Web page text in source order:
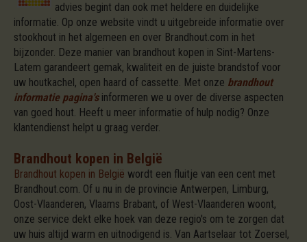
advies begint dan ook met heldere en duidelijke
informatie. Op onze website vindt u uitgebreide informatie over
stookhout in het algemeen en over Brandhout.com in het
bijzonder. Deze manier van brandhout kopen in Sint-Martens-
Latem garandeert gemak, kwaliteit en de juiste brandstof voor
uw houtkachel, open haard of cassette. Met onze brandhout
informatie pagina'sinformeren we u over de diverse aspecten
van goed hout. Heeft u meer informatie of hulp nodig? Onze
klantendienst helpt u graag verder.
Brandhout kopen in België
Brandhout kopen in België wordt een fluitje van een cent met
Brandhout.com. Of u nu in de provincie Antwerpen, Limburg,
Oost-Vlaanderen, Vlaams Brabant, of West-Vlaanderen woont,
onze service dekt elke hoek van deze regio's om te zorgen dat
uw huis altijd warm en uitnodigend is. Van Aartselaar tot Zoersel,